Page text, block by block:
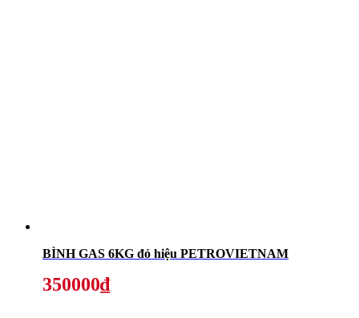
BÌNH GAS 6KG đỏ hiệu PETROVIETNAM
350000₫